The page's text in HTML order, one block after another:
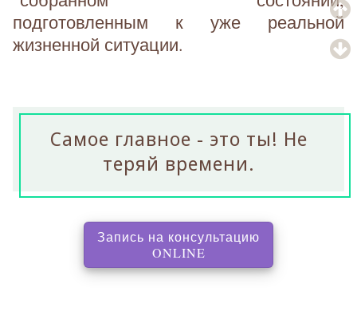
подготовленным к уже реальной
жизненной ситуации.
Самое главное - это ты! Не
теряй времени.
Запись на консультацию
ONLINE, перенаправляет на